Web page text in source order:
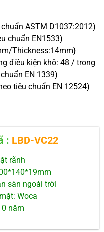
ASTM D1037:2012)
chuẩn EN1533)
Thickness:14mm}
điều kiện khô: 48 / trong
EN 1339)
tiêu chuẩn EN 12524)
: LBD-VC22
rãnh
sàn ngoài trời
Woca
năm